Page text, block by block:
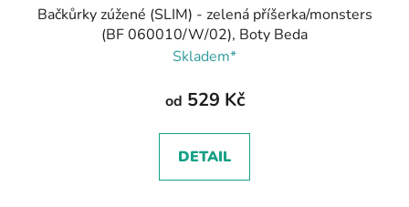
Bačkůrky zúžené (SLIM) - zelená příšerka/monsters
(BF 060010/W/02), Boty Beda
Skladem*
od 529 Kč
DETAIL